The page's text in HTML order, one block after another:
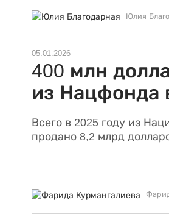
Юлия
05.01.2026
400 млн
из Нацфонда
Всего в 2025 году из
продано 8,2 млрд